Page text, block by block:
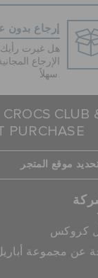
إرجاع بدون
هل غيرت
الإرجاع
سهلاً.
CLUB
PURCHASE
موقع المتجر
كروكس
عن مجموعة